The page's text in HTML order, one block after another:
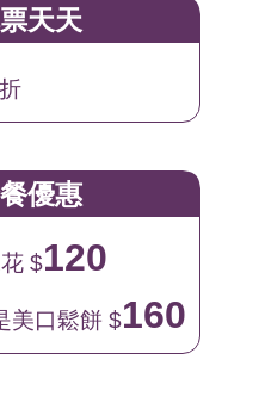
天天
折
優惠
$120
美口鬆餅 $160